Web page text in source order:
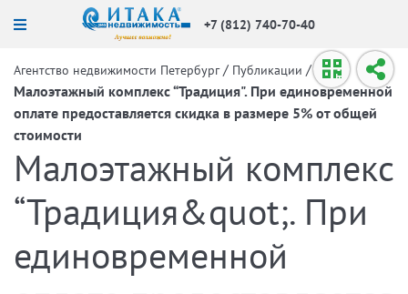
+7 (812) 740-70-40
Агентство недвижимости Петербург / Публикации /
Малоэтажный комплекс “Традиция". При единовременной
оплате предоставляется скидка в размере 5% от общей
стоимости
Малоэтажный комплекс
“Традиция&quot;. При
единовременной